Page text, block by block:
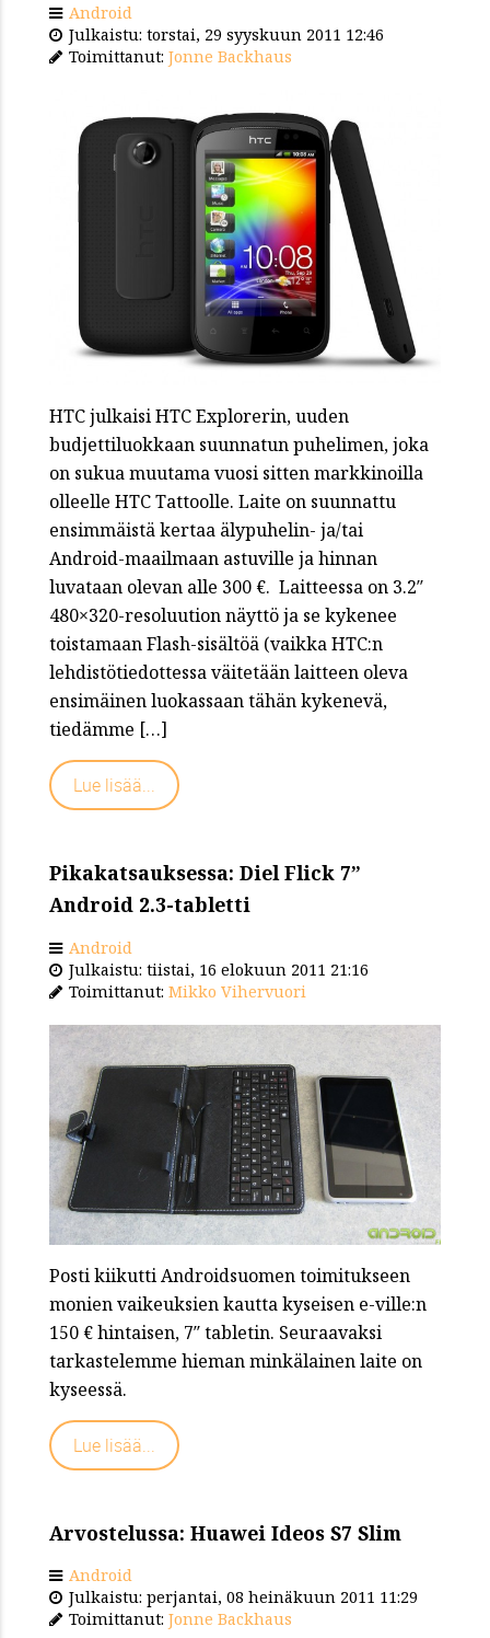
Android
Julkaistu: torstai, 29 syyskuun 2011 12:46
Toimittanut: Jonne Backhaus
HTC julkaisi HTC Explorerin, uuden
budjettiluokkaan suunnatun puhelimen, joka
on sukua muutama vuosi sitten markkinoilla
olleelle HTC Tattoolle. Laite on suunnattu
ensimmäistä kertaa älypuhelin- ja/tai
Android-maailmaan astuville ja hinnan
luvataan olevan alle 300 €. Laitteessa on 3.2″
480×320-resoluution näyttö ja se kykenee
toistamaan Flash-sisältöä (vaikka HTC:n
lehdistötiedottessa väitetään laitteen oleva
ensimäinen luokassaan tähän kykenevä,
tiedämme […]
Lue lisää...
Pikakatsauksessa: Diel Flick 7”
Android 2.3-tabletti
Android
Julkaistu: tiistai, 16 elokuun 2011 21:16
Toimittanut: Mikko Vihervuori
Posti kiikutti Androidsuomen toimitukseen
monien vaikeuksien kautta kyseisen e-ville:n
150 € hintaisen, 7″ tabletin. Seuraavaksi
tarkastelemme hieman minkälainen laite on
kyseessä.
Lue lisää...
Arvostelussa: Huawei Ideos S7 Slim
Android
Julkaistu: perjantai, 08 heinäkuun 2011 11:29
Toimittanut: Jonne Backhaus